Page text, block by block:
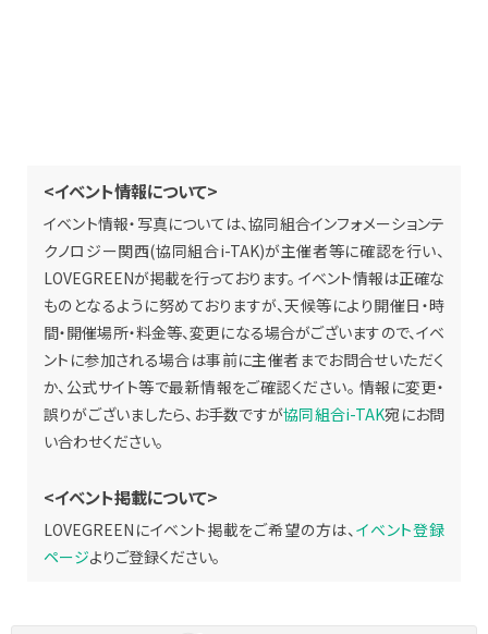
<イベント情報について>
イベント情報・写真については、協同組合インフォメーションテ
クノロジー関西(協同組合i-TAK)が主催者等に確認を行い、
LOVEGREENが掲載を行っております。 イベント情報は正確な
ものとなるように努めておりますが、天候等により開催日・時
間・開催場所・料金等、変更になる場合がございますので、イベ
ントに参加される場合は事前に主催者までお問合せいただく
か、公式サイト等で最新情報をご確認ください。 情報に変更・
誤りがございましたら、お手数ですが協同組合i-TAK宛にお問
い合わせください。
<イベント掲載について>
LOVEGREENにイベント掲載をご希望の方は、 イベント登録
ページよりご登録ください。